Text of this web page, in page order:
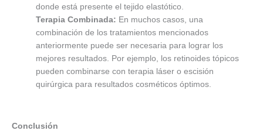
donde está presente el tejido elastótico.
Terapia Combinada: En muchos casos, una
combinación de los tratamientos mencionados
anteriormente puede ser necesaria para lograr los
mejores resultados. Por ejemplo, los retinoides tópicos
pueden combinarse con terapia láser o escisión
quirúrgica para resultados cosméticos óptimos.
Conclusión